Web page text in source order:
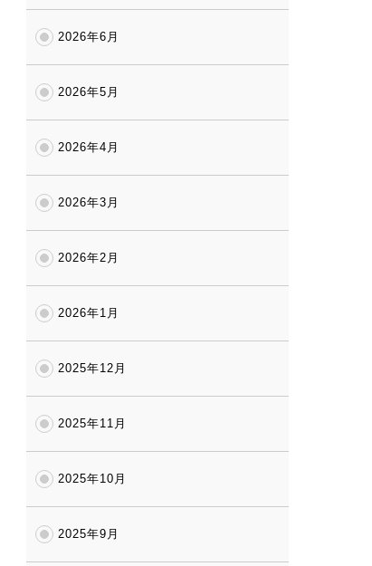
2026年6月
2026年5月
2026年4月
2026年3月
2026年2月
2026年1月
2025年12月
2025年11月
2025年10月
2025年9月